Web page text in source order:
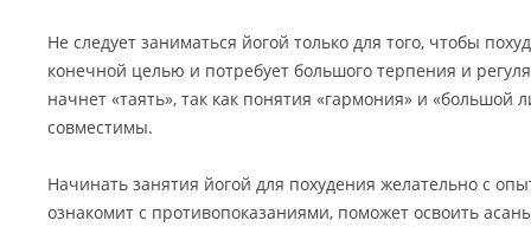
Не следует заниматься йогой только для того, чтобы
конечной целью и потребует большого терпения и
начнет «таять», так как понятия «гармония» и «большой
совместимы.
Начинать занятия йогой для похудения желательно с
ознакомит с противопоказаниями, поможет освоить